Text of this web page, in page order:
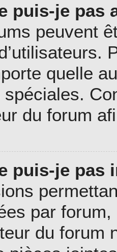
puis-je pas
peuvent
quelle
du forum
puis-je pas
par
du forum